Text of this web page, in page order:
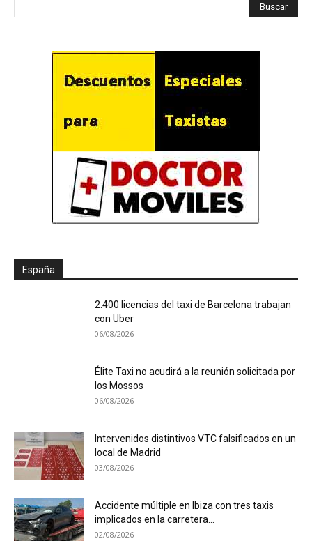
España
2.400 licencias del taxi de Barcelona trabajan
con Uber
06/08/2026
Élite Taxi no acudirá a la reunión solicitada por
los Mossos
06/08/2026
Intervenidos distintivos VTC falsificados en un
local de Madrid
03/08/2026
Accidente múltiple en Ibiza con tres taxis
implicados en la carretera...
02/08/2026